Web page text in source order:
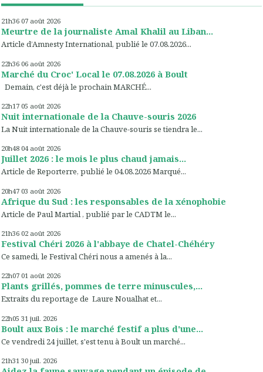
21h36 07 août 2026
Meurtre de la journaliste Amal Khalil au Liban...
Article d’Amnesty International, publié le 07.08.2026...
22h36 06 août 2026
Marché du Croc' Local le 07.08.2026 à Boult
Demain, c'est déjà le prochain MARCHÉ...
22h17 05 août 2026
Nuit internationale de la Chauve-souris 2026
La Nuit internationale de la Chauve-souris se tiendra le...
20h48 04 août 2026
Juillet 2026 : le mois le plus chaud jamais...
Article de Reporterre, publié le 04.08.2026 Marqué...
20h47 03 août 2026
Afrique du Sud : les responsables de la xénophobie
Article de Paul Martial , publié par le CADTM le...
21h36 02 août 2026
Festival Chéri 2026 à l'abbaye de Chatel-Chéhéry
Ce samedi, le Festival Chéri nous a amenés à la...
22h07 01 août 2026
Plants grillés, pommes de terre minuscules,...
Extraits du reportage de Laure Noualhat et...
22h05 31 juil. 2026
Boult aux Bois : le marché festif a plus d'une...
Ce vendredi 24 juillet, s'est tenu à Boult un marché...
21h31 30 juil. 2026